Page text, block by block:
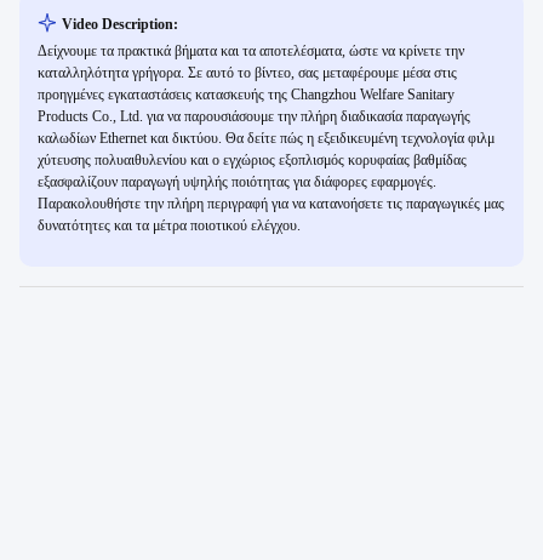
Video Description:
Δείχνουμε τα πρακτικά βήματα και τα αποτελέσματα, ώστε να κρίνετε την
καταλληλότητα γρήγορα. Σε αυτό το βίντεο, σας μεταφέρουμε μέσα στις
προηγμένες εγκαταστάσεις κατασκευής της Changzhou Welfare Sanitary
Products Co., Ltd. για να παρουσιάσουμε την πλήρη διαδικασία παραγωγής
καλωδίων Ethernet και δικτύου. Θα δείτε πώς η εξειδικευμένη τεχνολογία φιλμ
χύτευσης πολυαιθυλενίου και ο εγχώριος εξοπλισμός κορυφαίας βαθμίδας
εξασφαλίζουν παραγωγή υψηλής ποιότητας για διάφορες εφαρμογές.
Παρακολουθήστε την πλήρη περιγραφή για να κατανοήσετε τις παραγωγικές μας
δυνατότητες και τα μέτρα ποιοτικού ελέγχου.